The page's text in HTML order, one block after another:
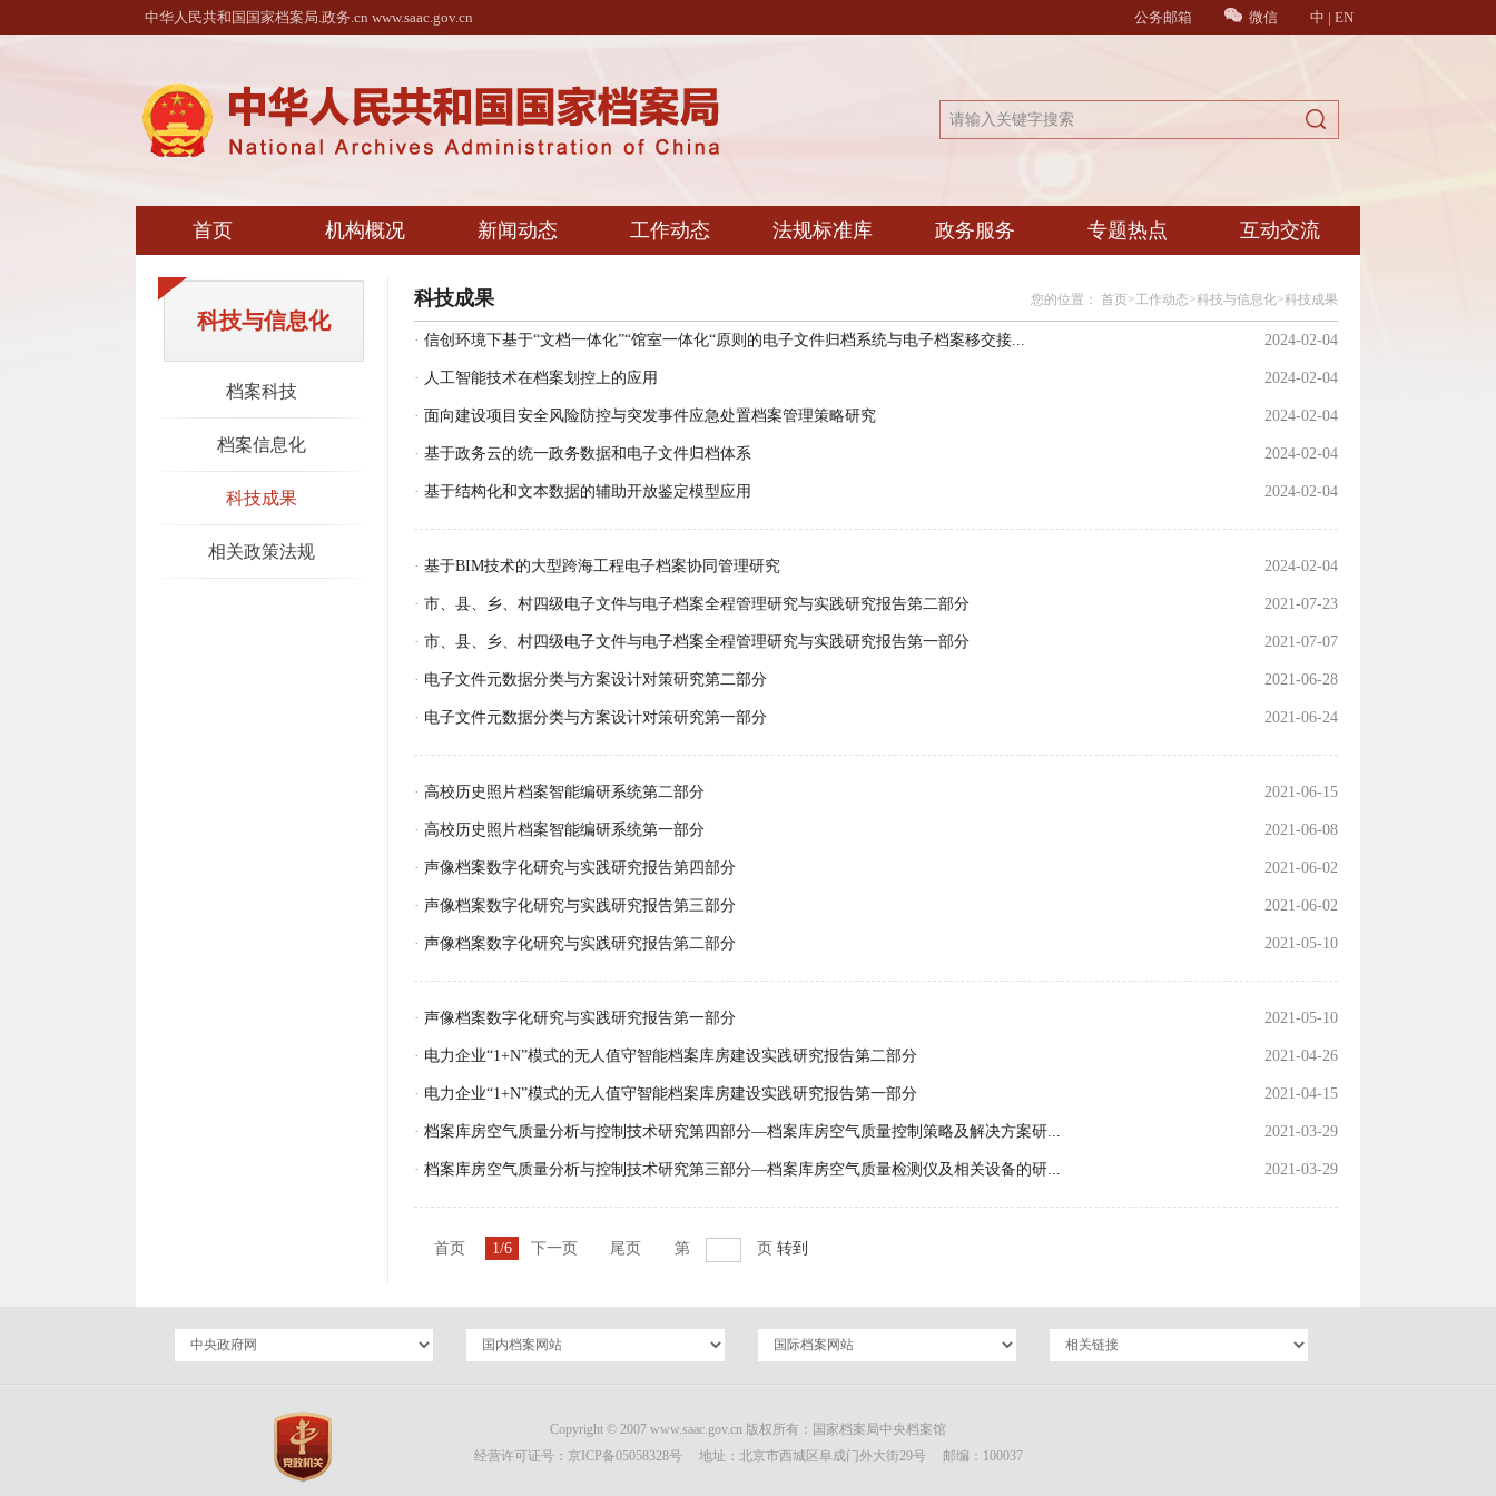
中华人民共和国国家档案局.政务.cn www.saac.gov.cn 公务邮箱 微信 中 | EN
首页 机构概况 新闻动态 工作动态 法规标准库 政务服务 专题热点 互动交流
科技与信息化
档案科技
档案信息化
科技成果
相关政策法规
您的位置： 首页>工作动态>科技与信息化>科技成果
科技成果
2024-02-04
· 信创环境下基于“文档一体化”“馆室一体化“原则的电子文件归档系统与电子档案移交接...
2024-02-04
· 人工智能技术在档案划控上的应用
2024-02-04
· 面向建设项目安全风险防控与突发事件应急处置档案管理策略研究
2024-02-04
· 基于政务云的统一政务数据和电子文件归档体系
2024-02-04
· 基于结构化和文本数据的辅助开放鉴定模型应用
2024-02-04
· 基于BIM技术的大型跨海工程电子档案协同管理研究
2021-07-23
· 市、县、乡、村四级电子文件与电子档案全程管理研究与实践研究报告第二部分
2021-07-07
· 市、县、乡、村四级电子文件与电子档案全程管理研究与实践研究报告第一部分
2021-06-28
· 电子文件元数据分类与方案设计对策研究第二部分
2021-06-24
· 电子文件元数据分类与方案设计对策研究第一部分
2021-06-15
· 高校历史照片档案智能编研系统第二部分
2021-06-08
· 高校历史照片档案智能编研系统第一部分
2021-06-02
· 声像档案数字化研究与实践研究报告第四部分
2021-06-02
· 声像档案数字化研究与实践研究报告第三部分
2021-05-10
· 声像档案数字化研究与实践研究报告第二部分
2021-05-10
· 声像档案数字化研究与实践研究报告第一部分
2021-04-26
· 电力企业“1+N”模式的无人值守智能档案库房建设实践研究报告第二部分
2021-04-15
· 电力企业“1+N”模式的无人值守智能档案库房建设实践研究报告第一部分
2021-03-29
· 档案库房空气质量分析与控制技术研究第四部分—档案库房空气质量控制策略及解决方案研...
2021-03-29
· 档案库房空气质量分析与控制技术研究第三部分—档案库房空气质量检测仪及相关设备的研...
首页 1/6 下一页 尾页 第 页 转到
Copyright © 2007 www.saac.gov.cn 版权所有：国家档案局中央档案馆
经营许可证号： 京ICP备05058328号地址：北京市西城区阜成门外大街29号 邮编：100037